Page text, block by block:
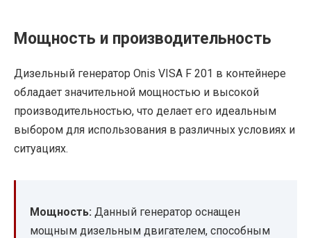
Мощность и производительность
Дизельный генератор Onis VISA F 201 в контейнере
обладает значительной мощностью и высокой
производительностью, что делает его идеальным
выбором для использования в различных условиях и
ситуациях.
Мощность: Данный генератор оснащен
мощным дизельным двигателем, способным